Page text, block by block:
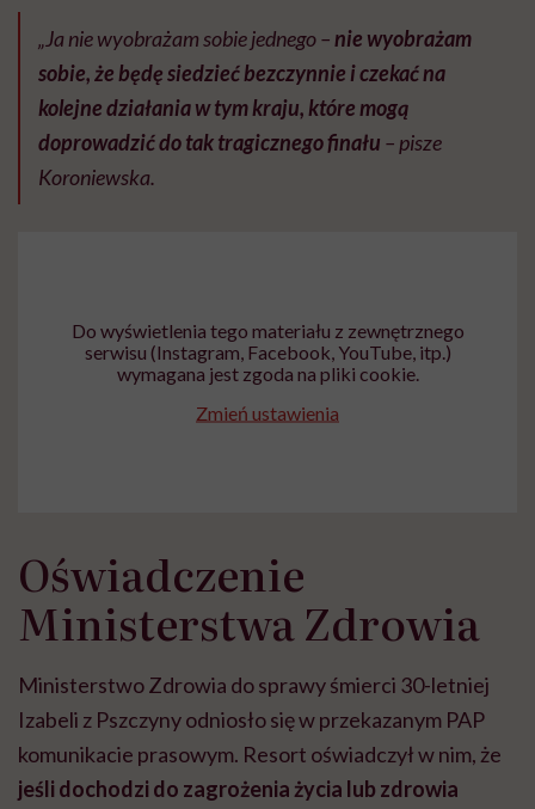
„Ja nie wyobrażam sobie jednego –nie wyobrażam
sobie, że będę siedzieć bezczynnie i czekać na
kolejne działania w tym kraju, które mogą
doprowadzić do tak tragicznego finału – pisze
Koroniewska.
Do wyświetlenia tego materiału z zewnętrznego
serwisu (Instagram, Facebook, YouTube, itp.)
wymagana jest zgoda na pliki cookie.
Zmień ustawienia
Oświadczenie
Ministerstwa Zdrowia
Ministerstwo Zdrowia do sprawy śmierci 30-letniej
Izabeli z Pszczyny odniosło się w przekazanym PAP
komunikacie prasowym. Resort oświadczył w nim, że
jeśli dochodzi do zagrożenia życia lub zdrowia